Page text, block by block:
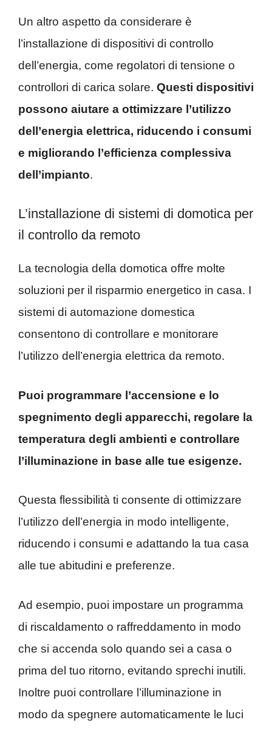
Un altro aspetto da considerare è
l’installazione di dispositivi di controllo
dell’energia, come regolatori di tensione o
controllori di carica solare. Questi dispositivi
possono aiutare a ottimizzare l’utilizzo
dell’energia elettrica, riducendo i consumi
e migliorando l’efficienza complessiva
dell’impianto.
L’installazione di sistemi di domotica per
il controllo da remoto
La tecnologia della domotica offre molte
soluzioni per il risparmio energetico in casa. I
sistemi di automazione domestica
consentono di controllare e monitorare
l’utilizzo dell’energia elettrica da remoto.
Puoi programmare l’accensione e lo
spegnimento degli apparecchi, regolare la
temperatura degli ambienti e controllare
l’illuminazione in base alle tue esigenze.
Questa flessibilità ti consente di ottimizzare
l’utilizzo dell’energia in modo intelligente,
riducendo i consumi e adattando la tua casa
alle tue abitudini e preferenze.
Ad esempio, puoi impostare un programma
di riscaldamento o raffreddamento in modo
che si accenda solo quando sei a casa o
prima del tuo ritorno, evitando sprechi inutili.
Inoltre puoi controllare l’illuminazione in
modo da spegnere automaticamente le luci